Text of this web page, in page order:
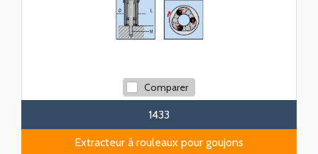
Comparer
1433
Extracteur à rouleaux pour goujons